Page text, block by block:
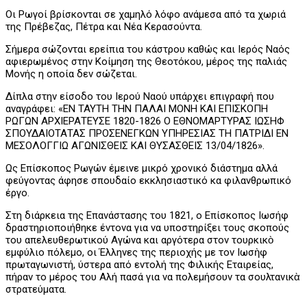
Οι Ρωγοί βρίσκονται σε χαμηλό λόφο ανάμεσα από τα χωριά
της Πρέβεζας, Πέτρα και Νέα Κερασούντα.
Σήμερα σώζονται ερείπια του κάστρου καθώς και Ιερός Ναός
αφιερωμένος στην Κοίμηση της Θεοτόκου, μέρος της παλιάς
Μονής η οποία δεν σώζεται.
Δίπλα στην είσοδο του Ιερού Ναού υπάρχει επιγραφή που
αναγράφει: «ΕΝ ΤΑΥΤΗ ΤΗΝ ΠΑΛΑΙ ΜΟΝΗ ΚΑΙ ΕΠΙΣΚΟΠΗ
ΡΩΓΩΝ ΑΡΧΙΕΡΑΤΕΥΣΕ 1820-1826 Ο ΕΘΝΟΜΑΡΤΥΡΑΣ ΙΩΣΗΦ
ΣΠΟΥΔΑΙΟΤΑΤΑΣ ΠΡΟΣΕΝΕΓΚΩΝ ΥΠΗΡΕΣΙΑΣ ΤΗ ΠΑΤΡΙΔΙ ΕΝ
ΜΕΣΟΛΟΓΓΙΩ ΑΓΩΝΙΣΘΕΙΣ ΚΑΙ ΘΥΣΑΣΘΕΙΣ 13/04/1826».
Ως Επίσκοπος Ρωγών έμεινε μικρό χρονικό διάστημα αλλά
φεύγοντας άφησε σπουδαίο εκκλησιαστικό κα φιλανθρωπικό
έργο.
Στη διάρκεια της Επανάστασης του 1821, ο Επίσκοπος Ιωσήφ
δραστηριοποιήθηκε έντονα για να υποστηρίξει τους σκοπούς
του απελευθερωτικού Αγώνα και αργότερα στον τουρκικὸ
εμφύλιο πόλεμο, οι Έλληνες της περιοχής με τον Ιωσὴφ
πρωταγωνιστή, ύστερα από εντολή της Φιλικής Εταιρείας,
πήραν το μέρος του Αλή πασά για να πολεμήσουν τα σουλτανικὰ
στρατεύματα.